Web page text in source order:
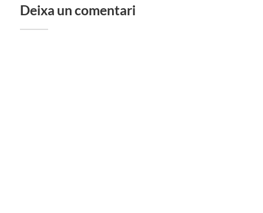
Deixa un comentari